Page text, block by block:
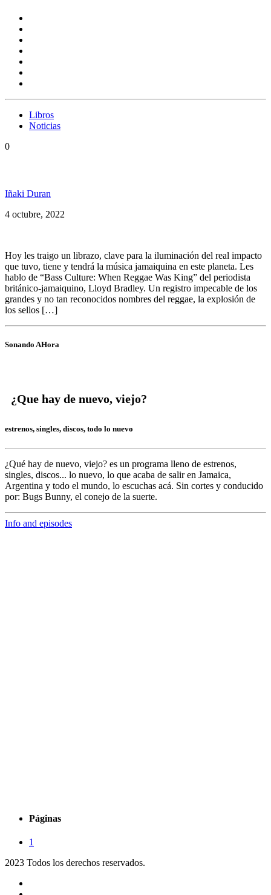
Libros
Noticias
0
Iñaki Duran
4 octubre, 2022
Hoy les traigo un librazo, clave para la iluminación del real impacto
que tuvo, tiene y tendrá la música jamaiquina en este planeta. Les
hablo de “Bass Culture: When Reggae Was King” del periodista
británico-jamaiquino, Lloyd Bradley. Un registro impecable de los
grandes y no tan reconocidos nombres del reggae, la explosión de
los sellos […]
Sonando AHora
¿Que hay de nuevo, viejo?
estrenos, singles, discos, todo lo nuevo
¿Qué hay de nuevo, viejo? es un programa lleno de estrenos,
singles, discos... lo nuevo, lo que acaba de salir en Jamaica,
Argentina y todo el mundo, lo escuchas acá. Sin cortes y conducido
por: Bugs Bunny, el conejo de la suerte.
Info and episodes
Páginas
1
2023 Todos los derechos reservados.